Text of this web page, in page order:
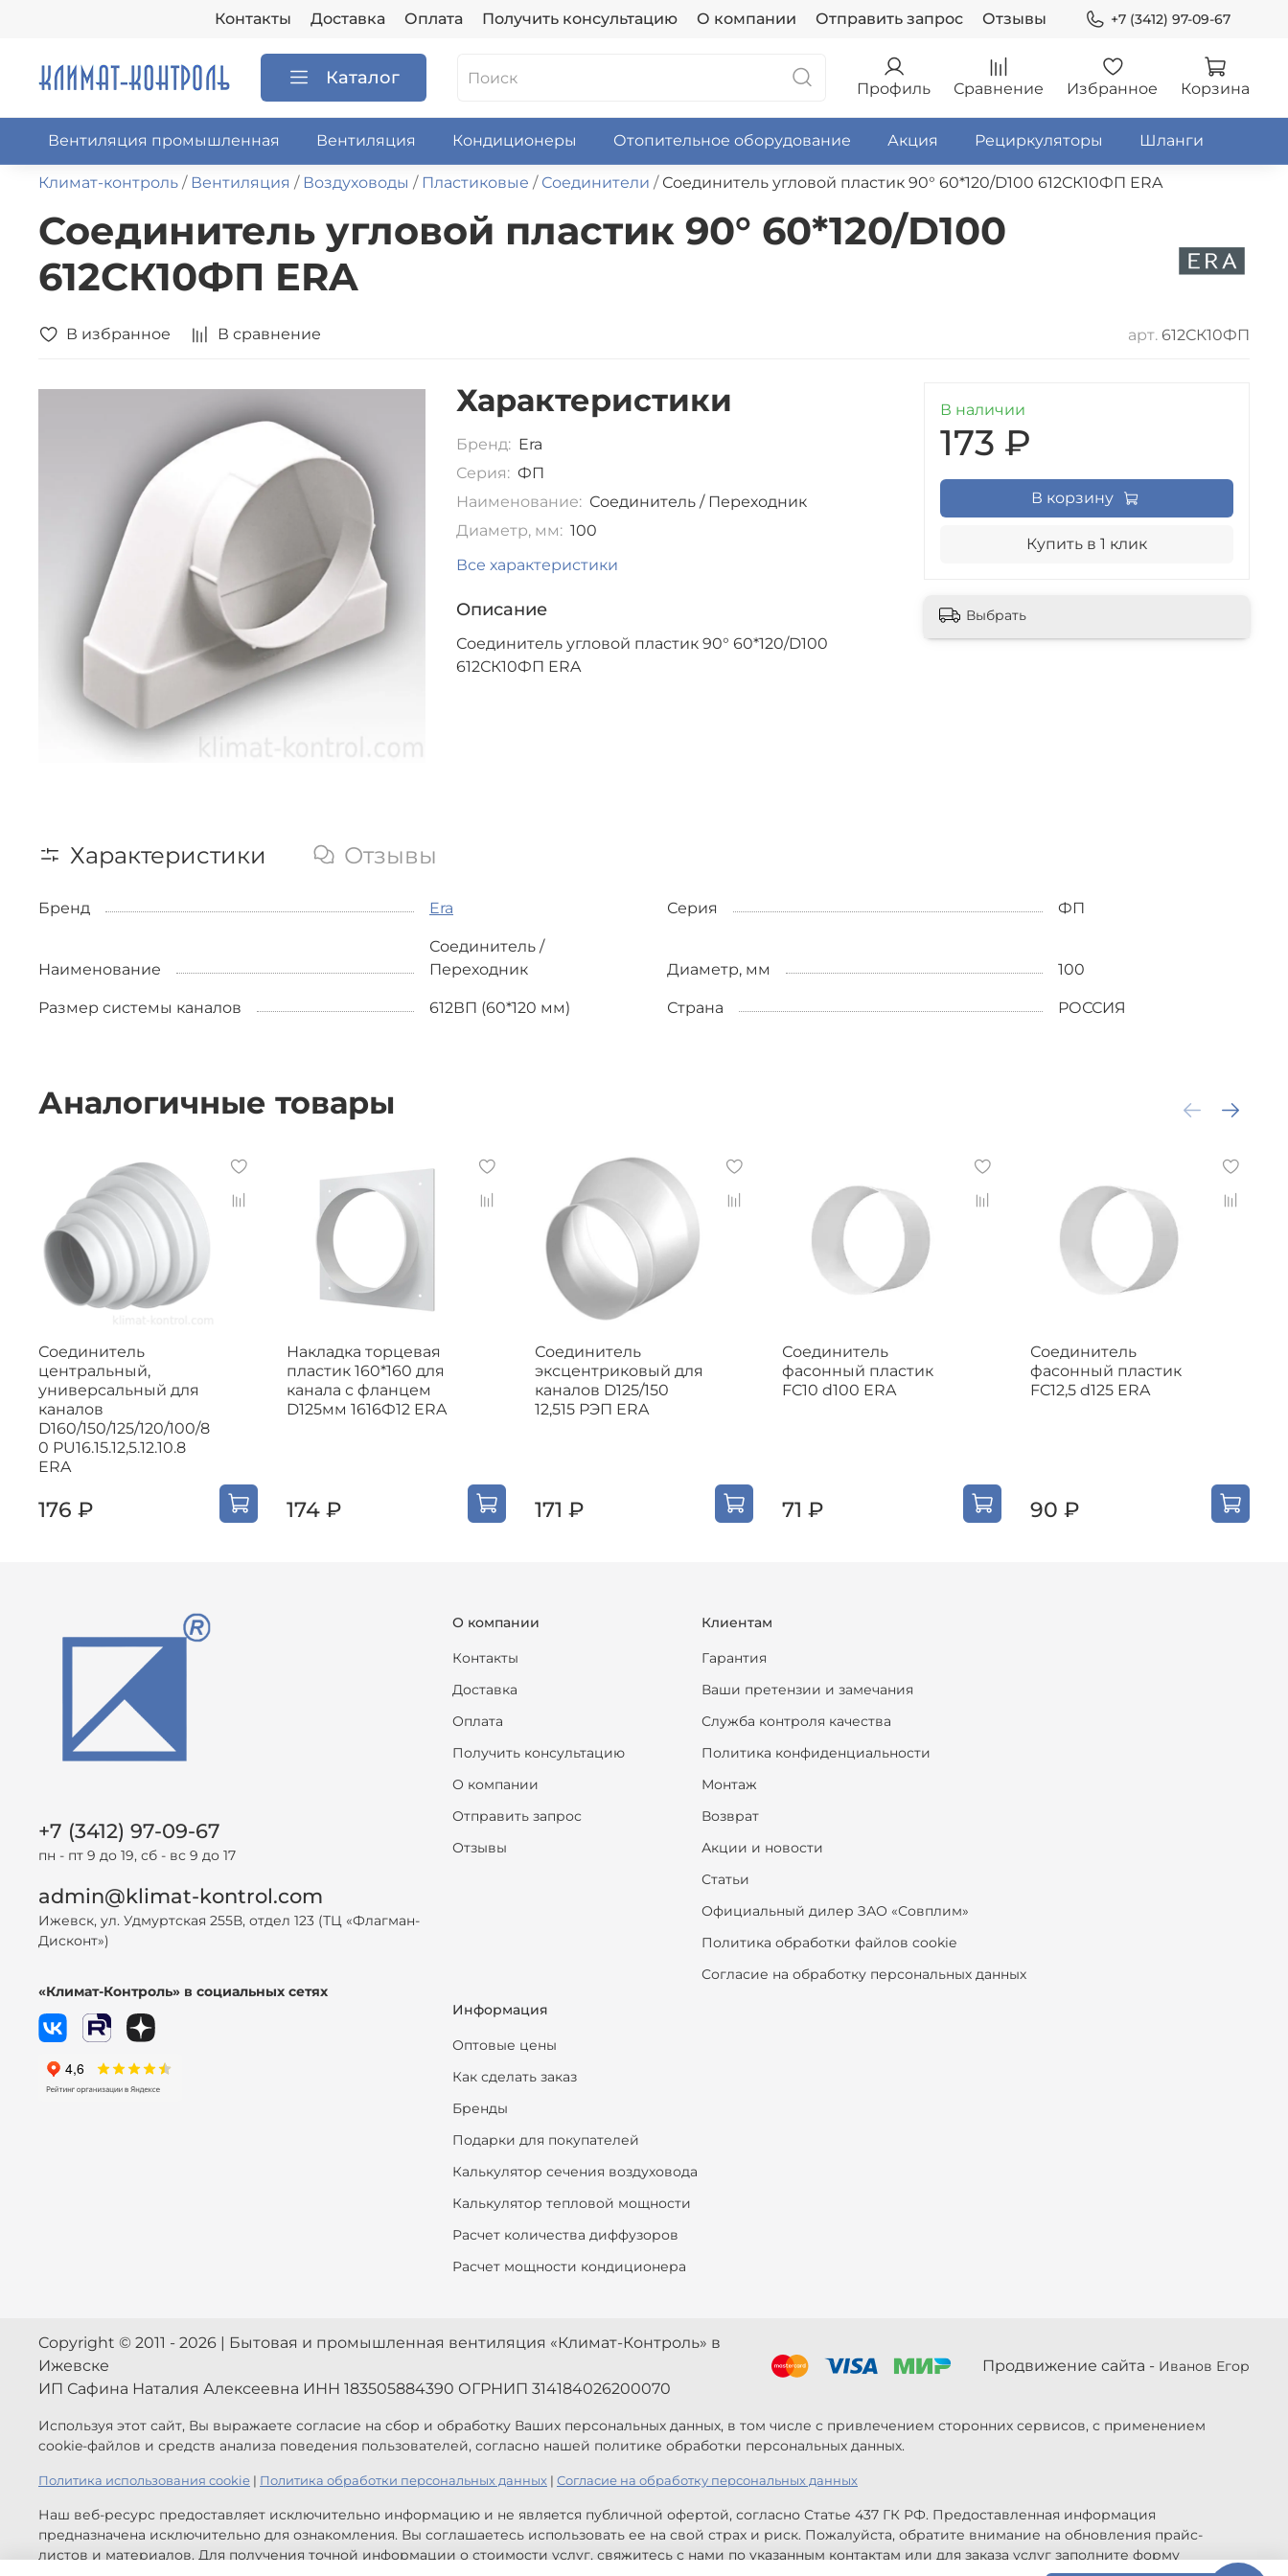
Контакты Доставка Оплата Получить консультацию О компании Отправить запрос Отзывы +7 (3412) 97-09-67
Каталог Профиль Сравнение Избранное Корзина
Вентиляция промышленная Вентиляция Кондиционеры Отопительное оборудование Акция Рециркуляторы Шланги
Климат-контроль Вентиляция Воздуховоды Пластиковые Соединители Соединитель угловой пластик 90° 60*120/D100 612СК10ФП ERA
Соединитель угловой пластик 90° 60*120/D100
612СК10ФП ERA
В избранное В сравнение арт. 612СК10ФП
Характеристики
Бренд: Era
Серия: ФП
Наименование: Соединитель / Переходник
Диаметр, мм: 100
Все характеристики
Описание
Соединитель угловой пластик 90° 60*120/D100
612СК10ФП ERA
В наличии
173 ₽
В корзину
Купить в 1 клик
Выбрать
Характеристики Отзывы
Бренд Era Серия ФП
Наименование
Соединитель /
Переходник
Диаметр, мм 100
Размер системы каналов 612ВП (60*120 мм) Страна РОССИЯ
Аналогичные товары
Соединитель
центральный,
универсальный для
каналов
D160/150/125/120/100/8
0 PU16.15.12,5.12.10.8
ERA
176 ₽
Накладка торцевая
пластик 160*160 для
канала с фланцем
D125мм 1616Ф12 ERA
174 ₽
Соединитель
эксцентриковый для
каналов D125/150
12,515 РЭП ERA
171 ₽
Соединитель
фасонный пластик
FC10 d100 ERA
71 ₽
Соединитель
фасонный пластик
FC12,5 d125 ERA
90 ₽
О компании
Контакты
Доставка
Оплата
Получить консультацию
О компании
Отправить запрос
Отзывы
Клиентам
Гарантия
Ваши претензии и замечания
Служба контроля качества
Политика конфиденциальности
Монтаж
Возврат
Акции и новости
Статьи
Официальный дилер ЗАО «Совплим»
Политика обработки файлов cookie
Согласие на обработку персональных данных
Информация
Оптовые цены
Как сделать заказ
Бренды
Подарки для покупателей
Калькулятор сечения воздуховода
Калькулятор тепловой мощности
Расчет количества диффузоров
Расчет мощности кондиционера
+7 (3412) 97-09-67
пн - пт 9 до 19, сб - вс 9 до 17
admin@klimat-kontrol.com
Ижевск, ул. Удмуртская 255В, отдел 123 (ТЦ «Флагман-
Дисконт»)
«Климат-Контроль» в социальных сетях
Copyright © 2011 - 2026 | Бытовая и промышленная вентиляция «Климат-Контроль» в
Ижевске
ИП Сафина Наталия Алексеевна ИНН 183505884390 ОГРНИП 314184026200070
Продвижение сайта - Иванов Егор
Используя этот сайт, Вы выражаете согласие на сбор и обработку Ваших персональных данных, в том числе с привлечением сторонних сервисов, с применением
cookie-файлов и средств анализа поведения пользователей, согласно нашей политике обработки персональных данных.
Политика использования cookie | Политика обработки персональных данных | Согласие на обработку персональных данных
Наш веб-ресурс предоставляет исключительно информацию и не является публичной офертой, согласно Статье 437 ГК РФ. Предоставленная информация
предназначена исключительно для ознакомления. Вы соглашаетесь использовать ее на свой страх и риск. Пожалуйста, обратите внимание на обновления прайс-
листов и материалов. Для получения точной информации о стоимости услуг, свяжитесь с нами по указанным контактам или для заказа услуг заполните форму